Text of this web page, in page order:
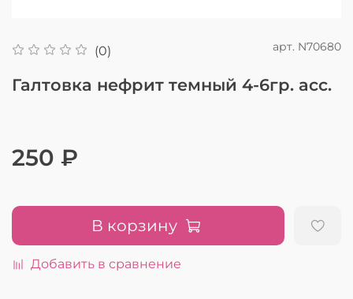
(0) арт. N70680
Галтовка нефрит темный 4-6гр. асс.
250 ₽
В корзину
Добавить в сравнение